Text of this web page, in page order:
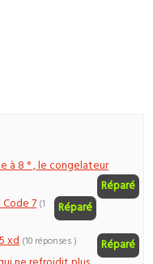
à 8 ° , le congelateur
Réparé
7 Réparé
(1
xd Réparé
(10 réponses )